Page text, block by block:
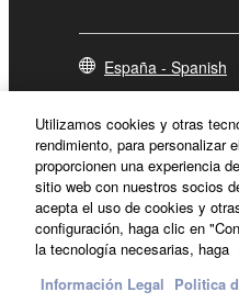
España - Spanish
Utilizamos cookies y otras
rendimiento, para personalizar
proporcionen una experiencia
sitio web con nuestros socios
acepta el uso de cookies y
configuración, haga clic en
la tecnología necesarias, haga
Información Legal Politica